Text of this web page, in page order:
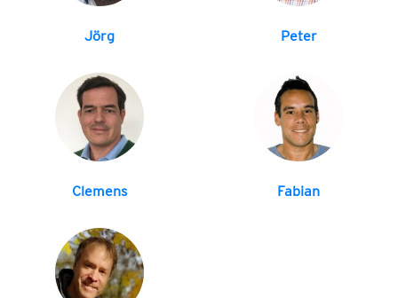
Jörg Peter
Clemens Fabian